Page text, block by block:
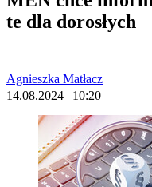
te dla dorosłych
Agnieszka Matłacz
14.08.2024 | 10:20